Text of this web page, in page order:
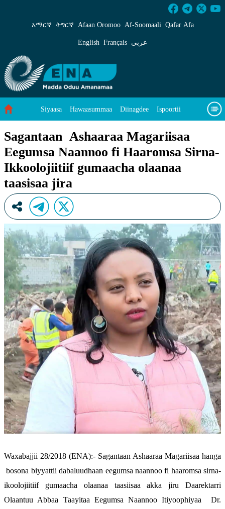
Sagantaan Ashaaraa Magariisaa Eegumsa
አማርኛ ትግርኛ Afaan Oromoo Af‑Soomaali Qafar Afa
English Français عربي
Siyaasa Hawaasummaa Diinagdee Ispoortii
Waa’ee keenya
Sagantaan Ashaaraa Magariisaa
Eegumsa Naannoo fi Haaromsa Sirna-
Ikkoolojiitiif gumaacha olaanaa
taasisaa jira
Waxabajjii 28/2018 (ENA):- Sagantaan Ashaaraa Magariisaa hanga
bosona biyyattii dabaluudhaan eegumsa naannoo fi haaromsa sirna-
ikoolojiitiif gumaacha olaanaa taasiisaa akka jiru Daarektarri
Olaantuu Abbaa Taayitaa Eegumsa Naannoo Itiyoophiyaa  Dr.